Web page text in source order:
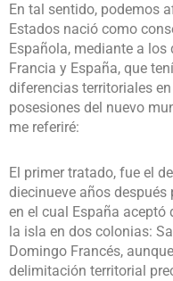
En tal sentido, podemos
Estados nació como
Española, mediante a
Francia y España, que
diferencias territoriales
posesiones del nuevo
me referiré:
El primer tratado, fue el
diecinueve años después
en el cual España
la isla en dos colonias:
Domingo Francés,
delimitación territorial